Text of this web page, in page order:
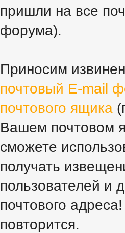
пришли на все
форума).
Приносим
почтовый E-mail
почтового ящика
Вашем почтовом
сможете
получать
пользователей и
почтового
повторится.